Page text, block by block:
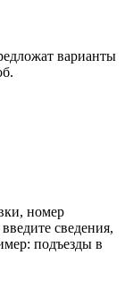
варианты
номер
сведения,
подъезды в